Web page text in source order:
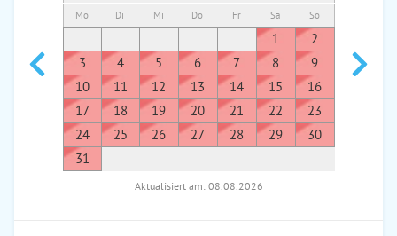
Mo Di Mi Do Fr Sa So
1
2
3
4 5 6 7 8
9
10
11 12 13 14 15
16
17
18 19 20 21 22
23
24
25 26 27 28 29
30
31
7
Aktualisiert am: 08.08.2026